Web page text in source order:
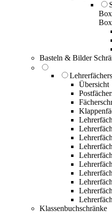
Basteln & Bilder
Übersicht
Klassenbuchschränke